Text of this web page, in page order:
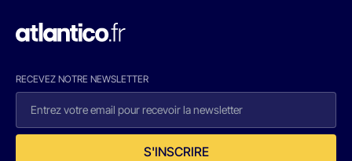
RECEVEZ NOTRE NEWSLETTER
S'INSCRIRE